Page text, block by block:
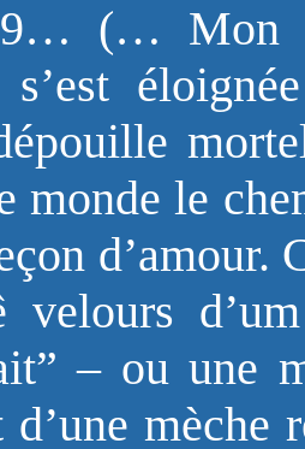
(… Mon
s’est
monde le
d’amour.
– ou une
d’une mèche